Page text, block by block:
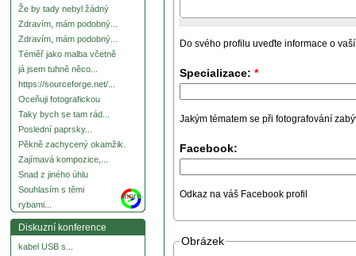
Že by tady nebyl žádný
Zdravím, mám podobný...
Zdravím, mám podobný...
Téměř jako malba včetně
já jsem tuhně něco...
https://sourceforge.net/...
Oceňuji fotografickou
Taky bych se tam rád...
Poslední paprsky...
Pěkně zachycený okamžik.
Zajímavá kompozice,...
Snad z jiného úhlu
Souhlasím s těmi
rybami...
more
Diskuzní konference
kabel USB s...
Do svého profilu uveďte informace o
Specializace: *
Jakým tématem se při fotografování
Facebook:
Odkaz na váš Facebook profil
Obrázek